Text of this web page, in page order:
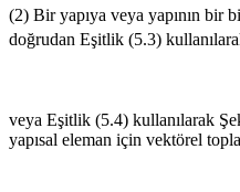
(2) Bir yapıya veya yapının bir
doğrudan Eşitlik (5.3)
veya Eşitlik (5.4) kullanılarak
yapısal eleman için vektörel